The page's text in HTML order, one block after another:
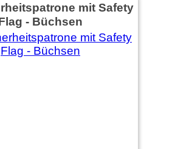
mit Safety
- Büchsen